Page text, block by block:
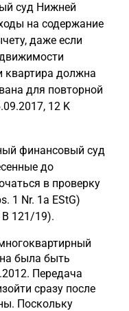
суд Нижней
на содержание
даже если
квартира должна
для повторной
12 K
финансовый суд
до
в проверку
1 Nr. 1a EStG)
B 121/19).
была быть
Передача
сразу после
Поскольку